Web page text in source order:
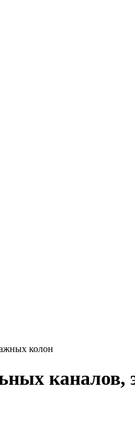
колон
каналов,